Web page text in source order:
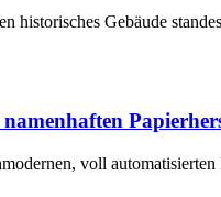
historisches Gebäude
voll